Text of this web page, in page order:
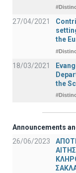
27/04/2021
the
18/03/2021
the
Announcements
26/06/2023